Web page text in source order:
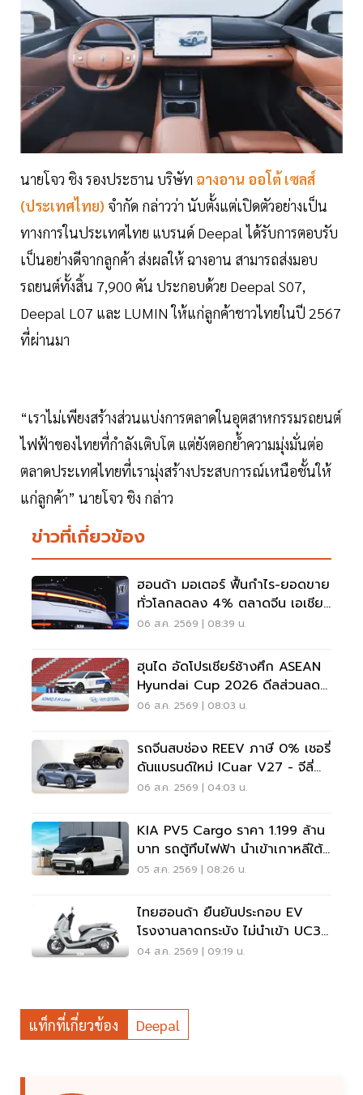
นายโจว ชิง รองประธาน บริษัท ฉางอาน ออโต้ เซลส์
(ประเทศไทย) จำกัด กล่าวว่า นับตั้งแต่เปิดตัวอย่างเป็น
ทางการในประเทศไทย แบรนด์ Deepal ได้รับการตอบรับ
เป็นอย่างดีจากลูกค้า ส่งผลให้ ฉางอาน สามารถส่งมอบ
รถยนต์ทั้งสิ้น 7,900 คัน ประกอบด้วย Deepal S07,
Deepal L07 และ LUMIN ให้แก่ลูกค้าชาวไทยในปี 2567
ที่ผ่านมา
“เราไม่เพียงสร้างส่วนแบ่งการตลาดในอุตสาหกรรมรถยนต์
ไฟฟ้าของไทยที่กำลังเติบโต แต่ยังตอกย้ำความมุ่งมั่นต่อ
ตลาดประเทศไทยที่เรามุ่งสร้างประสบการณ์เหนือชั้นให้
แก่ลูกค้า” นายโจว ชิง กล่าว
ข่าวที่เกี่ยวข้อง
ฮอนด้า มอเตอร์ ฟื้นกำไร-ยอดขาย
ทั่วโลกลดลง 4% ตลาดจีน เอเชีย
ร่วง
06 ส.ค. 2569 | 08:39 น.
ฮุนได อัดโปรเชียร์ช้างศึก ASEAN
Hyundai Cup 2026 ดีลส่วนลด
5 แสน แจกเสื้อทีมชาติไทย
06 ส.ค. 2569 | 08:03 น.
รถจีนสบช่อง REEV ภาษี 0% เชอรี่
ดันแบรนด์ใหม่ ICuar V27 - จีลี่
ส่ง Starray
06 ส.ค. 2569 | 04:03 น.
KIA PV5 Cargo ราคา 1.199 ล้าน
บาท รถตู้ทึบไฟฟ้า นำเข้าเกาหลีใต้
ภาษี 0%
05 ส.ค. 2569 | 08:26 น.
ไทยฮอนด้า ยืนยันประกอบ EV
โรงงานลาดกระบัง ไม่นำเข้า UC3
เวียดนาม
04 ส.ค. 2569 | 09:19 น.
แท็กที่เกี่ยวข้อง Deepal